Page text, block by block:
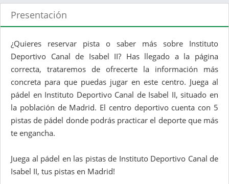
Presentación
¿Quieres reservar pista o saber más sobre Instituto
Deportivo Canal de Isabel II? Has llegado a la página
correcta, trataremos de ofrecerte la información más
concreta para que puedas jugar en este centro. Juega al
pádel en Instituto Deportivo Canal de Isabel II, situado en
la población de Madrid. El centro deportivo cuenta con 5
pistas de pádel donde podrás practicar el deporte que más
te engancha.
Juega al pádel en las pistas de Instituto Deportivo Canal de
Isabel II, tus pistas en Madrid!